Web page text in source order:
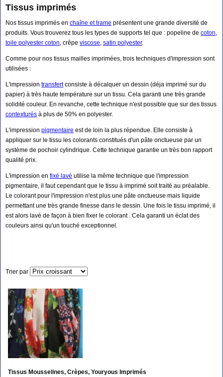
Tissus imprimés
Nos tissus imprimés en chaîne et trame présentent une grande diversité de
produits. Vous trouverez tous les types de supports tel que : popeline de coton,
toile polyester coton, crêpe viscose, satin polyester.
Comme pour nos tissus mailles imprimées, trois techniques d'impression sont
utilisées :
L'impression transfertconsiste à décalquer un dessin (déja imprimé sur du
papier) à très haute température sur un tissu. Cela garanti une très grande
solidité couleur. En revanche, cette technique n'est possible que sur des tissus
contexturés à plus de 50% en polyester.
L'impression pigmentaire est de loin la plus répendue. Elle consiste à
appliquer sur le tissu les colorants constitués d'un pâte onctueuse par un
système de pochoir cylindrique. Cette technique garantie un très bon rapport
qualité prix.
L'impression en fixé lavé utilise la même technique que l'impression
pigmentaire, il faut cependant que le tissu à imprimé soit traité au préalable.
Le colorant pour l'impression n'est plus une pâte onctueuse mais liquide
permettant une très grande finesse dans le dessin. Une fois le tissu imprimé, il
est alors lavé de façon à bien fixer le colorant . Cela garanti un éclat des
couleurs ainsi qu'un touché exceptionnel.
Trier par
Tissus Mousselines, Crèpes, Youryous Imprimés